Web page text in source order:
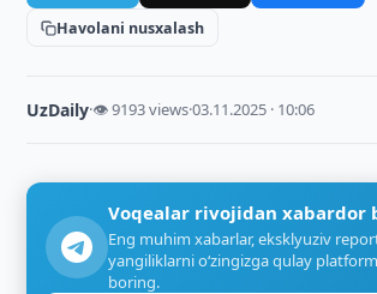
Havolani nusxalash
UzDaily·👁 9193 views·03.11.2025 · 10:06
Voqealar rivojidan xabardor
Eng muhim xabarlar, eksklyuziv
yangiliklarni o‘zingizga qulay
boring.